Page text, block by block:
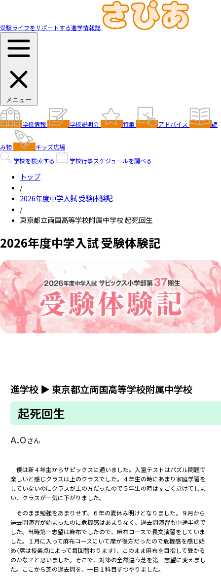
受験ライフをサポートする進学情報誌
メニュー
学校情報 学校説明会 特集 アドバイス 読
み物
キッズ広場
学校を検索する
学校行事スケジュールを調べる
トップ
/
2026年度中学入試 受験体験記
/
東京都立両国高等学校附属中学校 起死回生
2026年度中学入試 受験体験記
進学校 ▶ 東京都立両国高等学校附属中学校
起死回生
A.Oさん
僕は新４年生からサピックスに通いました。入室テストはパズル問題で
楽しいと感じクラスは上のクラスでした。４年生の時にあまり家庭学習を
していないのにクラスが上の方だったので５年生の時はすごく怠けてしま
い、クラスが一気に下がりました。
そのまま勉強をあまりせず、６年の夏休み明けとなりました。９月から
過去問演習が始まったのに危機感はあまりなく、過去問演習も中途半端で
した。当時第一志望は麻布でしたので、麻布コースで長文演習をしていま
した。１月に入って麻布コースにいて席が後方だったので危機感を感じ始
め（席は授業点によって毎回替わります）、このまま麻布を目指して受かる
のかな？と思いました。そこで、対策の全然違う芝を第一志望に変えまし
た。ここから芝の過去問を、一日１科目ずつやりました。